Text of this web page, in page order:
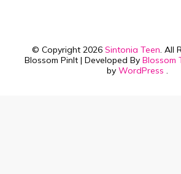
© Copyright 2026 Sintonia Teen. All
Blossom PinIt | Developed By Blossom
by WordPress .